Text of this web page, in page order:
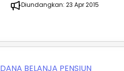
Diundangkan:23 Apr 2015
DANA BELANJA PENSIUN